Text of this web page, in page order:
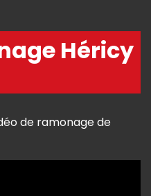
Héricy
de ramonage de